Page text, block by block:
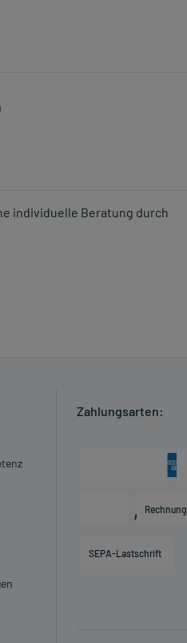
individuelle Beratung durch
Zahlungsarten:
Rechnung
SEPA-Lastschrift